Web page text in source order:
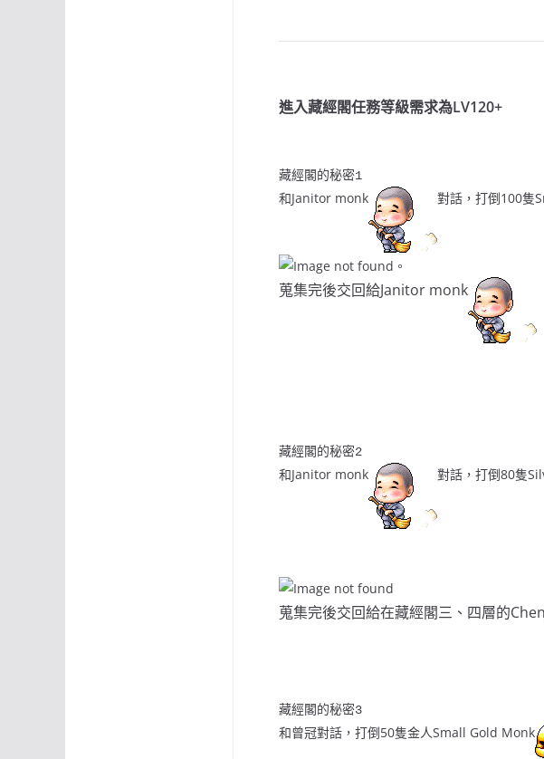
進入藏經閣任務等級需求為LV120+
藏經閣的秘密1
和Janitor monk 對話，打倒100隻
。
蒐集完後交回給Janitor monk
藏經閣的秘密2
和Janitor monk 對話，打倒80隻
蒐集完後交回給在藏經閣三、四層的
藏經閣的秘密3
和曾冠對話，打倒50隻金人Small Gold Monk